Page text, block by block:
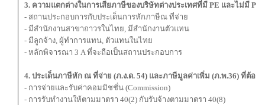
3. ความแตกต่างในการเสียภาษีของบริษัทต่างประเทศที่มี PE และไม่มี PE
- สถานประกอบการกับประเด็นการหักภาษีณ ที่จ่าย
- มีสำนักงานสาขาถาวรในไทย, มีสำนักงานตัวแทน
- มีลูกจ้าง, ผู้ทำการแทน, ตัวแทนในไทย
- หลักพิจารณา 3 A ที่จะถือเป็นสถานประกอบการ
4. ประเด็นภาษีหัก ณ ที่จ่าย (ภ.ง.ด. 54) และภาษีมูลค่าเพิ่ม (ภ.พ.36) ที่ต้องร
- การจ่ายและรับค่าคอมมิชชั่น (Commission)
- การรับทํางานให้ตามมาตรา 40(2) กับรับจ้างตามมาตรา 40(8)